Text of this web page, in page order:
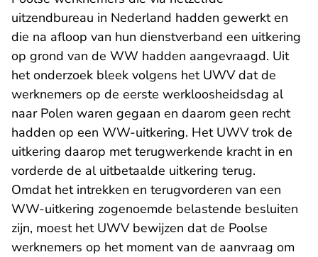
uitzendbureau in Nederland hadden gewerkt en
die na afloop van hun dienstverband een uitkering
op grond van de WW hadden aangevraagd. Uit
het onderzoek bleek volgens het UWV dat de
werknemers op de eerste werkloosheidsdag al
naar Polen waren gegaan en daarom geen recht
hadden op een WW-uitkering. Het UWV trok de
uitkering daarop met terugwerkende kracht in en
vorderde de al uitbetaalde uitkering terug.
Omdat het intrekken en terugvorderen van een
WW-uitkering zogenoemde belastende besluiten
zijn, moest het UWV bewijzen dat de Poolse
werknemers op het moment van de aanvraag om